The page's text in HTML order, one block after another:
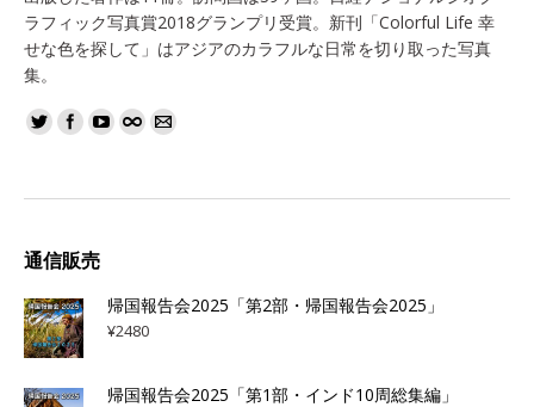
ラフィック写真賞2018グランプリ受賞。新刊「Colorful Life 幸
せな色を探して」はアジアのカラフルな日常を切り取った写真
集。
通信販売
帰国報告会2025「第2部・帰国報告会2025」
¥2480
帰国報告会2025「第1部・インド10周総集編」